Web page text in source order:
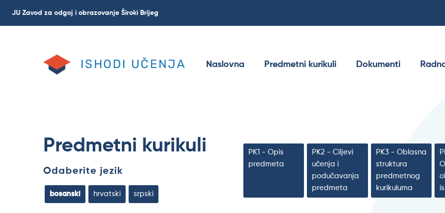
JU Zavod za odgoj i obrazovanje Široki Brijeg
ISHODI UČENJA Naslovna Predmetni kurikuli Dokumenti
PK1 - Opis
predmeta
PK2 - Ciljevi
učenja i
podučavanja
predmeta
PK3 - Oblasna
struktura
predmetnog
kurikuluma
Predmetni kurikuli
Odaberite jezik
bosanski hrvatski srpski